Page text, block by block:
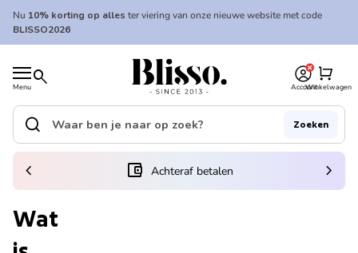
Overslaan naar inhoud
Nu 10% korting op alles ter viering van onze nieuwe website met code
BLISSO2026
Menu search
Home
AccountWinkelwagen
shopping_cart
Home
Zoek op"
search Zoeken
(link opent in nieuw tabblad/venster)
account_balance_wallet Achteraf betalen
chevron_left chevron_right
Wat